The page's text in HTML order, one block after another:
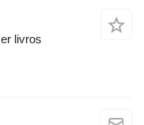
livros